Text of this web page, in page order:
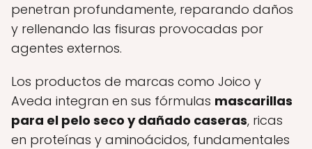
penetran profundamente, reparando daños
y rellenando las fisuras provocadas por
agentes externos.
Los productos de marcas como Joico y
Aveda integran en sus fórmulas mascarillas
para el pelo seco y dañado caseras, ricas
en proteínas y aminoácidos, fundamentales